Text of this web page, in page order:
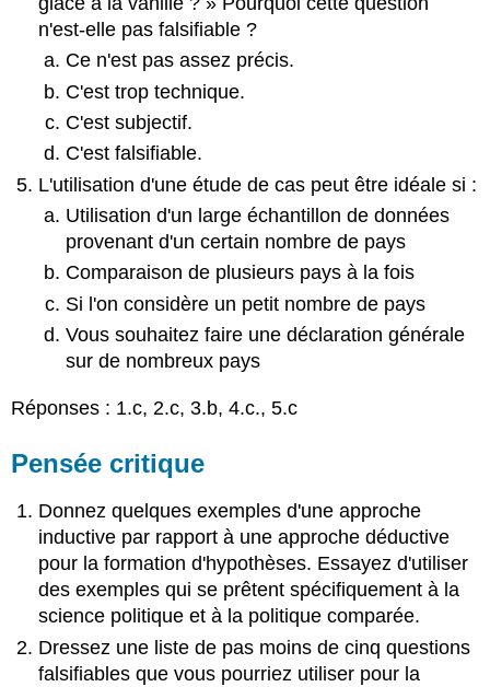
n'est-elle pas falsifiable ?
Ce n'est pas assez précis.
C'est trop technique.
C'est subjectif.
C'est falsifiable.
L'utilisation d'une étude de cas peut être idéale si :
Utilisation d'un large échantillon de données
provenant d'un certain nombre de pays
Comparaison de plusieurs pays à la fois
Si l'on considère un petit nombre de pays
Vous souhaitez faire une déclaration générale
sur de nombreux pays
Réponses : 1.c, 2.c, 3.b, 4.c., 5.c
Pensée critique
Donnez quelques exemples d'une approche
inductive par rapport à une approche déductive
pour la formation d'hypothèses. Essayez d'utiliser
des exemples qui se prêtent spécifiquement à la
science politique et à la politique comparée.
Dressez une liste de pas moins de cinq questions
falsifiables que vous pourriez utiliser pour la